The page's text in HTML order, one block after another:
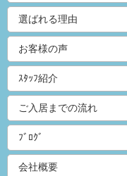
選ばれる理由
お客様の声
ｽﾀｯﾌ紹介
ご入居までの流れ
ﾌﾞﾛｸﾞ
会社概要